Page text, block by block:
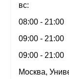
вс:
08:00 - 21:00
09:00 - 21:00
09:00 - 21:00
Москва,